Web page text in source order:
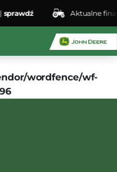
null to parameter
is deprecated in
agro-siec.pl-
wordfence/wf-
Aktualne